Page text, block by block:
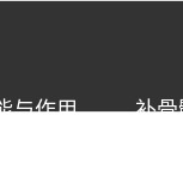
与作用 补